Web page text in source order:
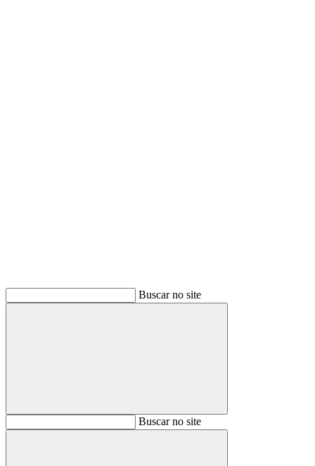
Buscar no site
BuscarBuscar no site